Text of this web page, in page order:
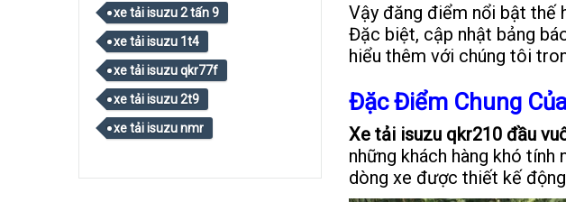
Vậy đăng điểm nổi bật thế
Đặc biệt, cập nhật bảng
hiểu thêm với chúng tôi
Đặc Điểm Chung
Xe tải isuzu qkr210 đầu
những khách hàng khó
dòng xe được thiết kế
xe tải isuzu 2 tấn 9
xe tải isuzu 1t4
xe tải isuzu qkr77f
xe tải isuzu 2t9
xe tải isuzu nmr